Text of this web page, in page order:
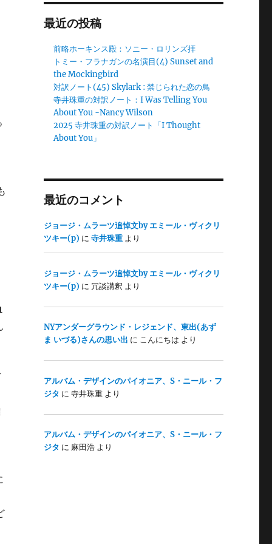
最近の投稿
前略ホーキンス殿：ソニー・ロリンズ拝
トミー・フラナガンの名演目(4) Sunset and
the Mockingbird
対訳ノート(45) Skylark : 禁じられた恋の鳥
寺井珠重の対訳ノート：I Was Telling You
About You -Nancy Wilson
2025 寺井珠重の対訳ノート「I Thought
About You」
最近のコメント
ジョージ・ムラーツ追悼文by エミール・ヴィクリ
ツキー(p) に 寺井珠重より
ジョージ・ムラーツ追悼文by エミール・ヴィクリ
ツキー(p) に 冗談講釈 より
NYアンダーグラウンド・レジェンド、東出(あず
ま いづる)さんの思い出 に こんにちは より
アルバム・デザインのパイオニア、S・ニール・フ
ジタ に 寺井珠重より
アルバム・デザインのパイオニア、S・ニール・フ
ジタ に 麻田浩より